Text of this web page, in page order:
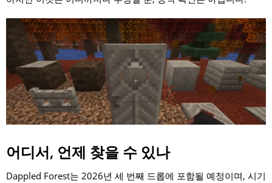
어디서, 언제 찾을 수 있나
Dappled Forest는 2026년 세 번째 드롭에 포함될 예정이며, 시기